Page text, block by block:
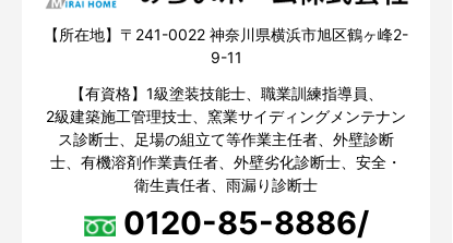
【所在地】〒241-0022 神奈川県横浜市旭区鶴ヶ峰2-
9-11
【有資格】1級塗装技能士、職業訓練指導員、
2級建築施工管理技士、窯業サイディングメンテナン
ス診断士、足場の組立て等作業主任者、外壁診断
士、有機溶剤作業責任者、外壁劣化診断士、安全・
衛生責任者、雨漏り診断士
0120-85-8886/